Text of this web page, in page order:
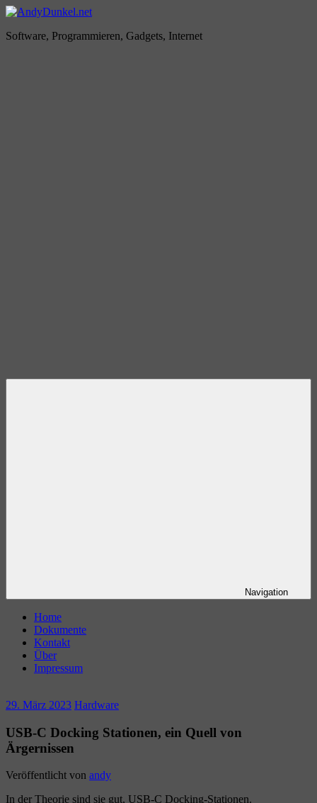
Zum
springen
AndyDunkel.net
Software, Programmieren, Gadgets, Internet
Navigation
Home
Dokumente
Kontakt
Über
Impressum
29. März 2023 Hardware
USB-C Docking Stationen, ein Quell von
Ärgernissen
Veröffentlicht von andy
In der Theorie sind sie gut, USB-C Docking-Stationen.